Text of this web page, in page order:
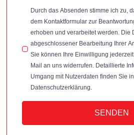
Durch das Absenden stimme ich zu,
dem Kontaktformular zur
erhoben und verarbeitet werden. Die
abgeschlossener Bearbeitung Ihrer Anfrage
Sie können Ihre Einwilligung
Mail an uns widerrufen. Detaillierte
Umgang mit Nutzerdaten finden Sie
Datenschutzerklärung.
SENDEN